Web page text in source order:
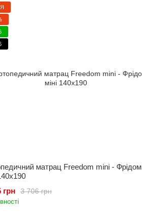
матрац Freedom mini - Фрідом
3 706 грн
грн